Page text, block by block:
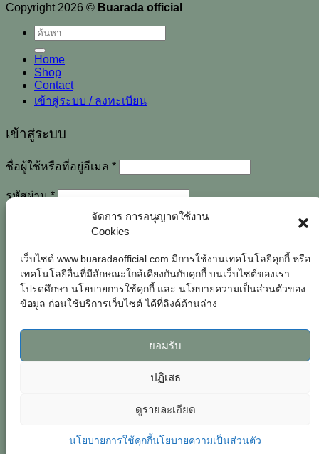
จัดการ การอนุญาตใช้งาน
Cookies
เว็บไซต์ www.buaradaofficial.com มีการใช้งานเทคโนโลยีคุกกี้ หรือ
เทคโนโลยีอื่นที่มีลักษณะใกล้เคียงกันกับคุกกี้ บนเว็บไซต์ของเรา
โปรดศึกษา นโยบายการใช้คุกกี้ และ นโยบายความเป็นส่วนตัวของ
ข้อมูล ก่อนใช้บริการเว็บไซต์ ได้ที่ลิงค์ด้านล่าง
ยอมรับ
ปฏิเสธ
ดูรายละเอียด
นโยบายการใช้คุกกี้นโยบายความเป็นส่วนตัว
Copyright 2026 © Buarada official
ค้นหา:
Home
Shop
Contact
เข้าสู่ระบบ / ลงทะเบียน
เข้าสู่ระบบ
ชื่อผู้ใช้หรือที่อยู่อีเมล *ต้องการ
รหัสผ่าน*ต้องการ
จำฉันไว้ เข้าสู่ระบบ
ลงทะเบียน
ข้อมูลส่วนบุคคลของคุณจะถูกนำมาใช้ในการประมวลผลคำสั่ง